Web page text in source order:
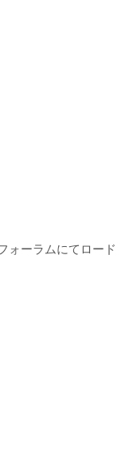
ォーラムにてロード